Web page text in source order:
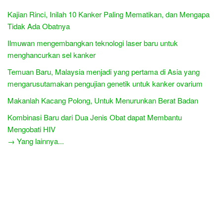
Kajian Rinci, Inilah 10 Kanker Paling Mematikan, dan Mengapa
Tidak Ada Obatnya
Ilmuwan mengembangkan teknologi laser baru untuk
menghancurkan sel kanker
Temuan Baru, Malaysia menjadi yang pertama di Asia yang
mengarusutamakan pengujian genetik untuk kanker ovarium
Makanlah Kacang Polong, Untuk Menurunkan Berat Badan
Kombinasi Baru dari Dua Jenis Obat dapat Membantu
Mengobati HIV
→ Yang lainnya...